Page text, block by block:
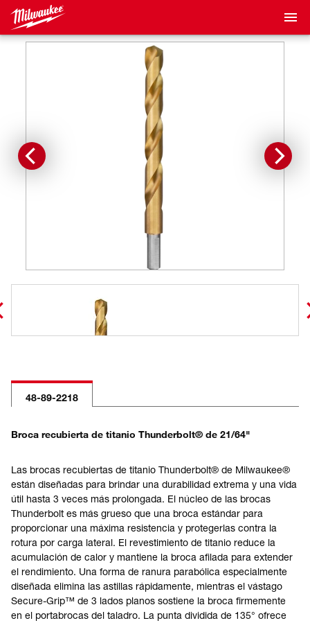
48-89-2218
Broca recubierta de titanio Thunderbolt® de 21/64"
Las brocas recubiertas de titanio Thunderbolt® de Milwaukee®
están diseñadas para brindar una durabilidad extrema y una vida
útil hasta 3 veces más prolongada. El núcleo de las brocas
Thunderbolt es más grueso que una broca estándar para
proporcionar una máxima resistencia y protegerlas contra la
rotura por carga lateral. El revestimiento de titanio reduce la
acumulación de calor y mantiene la broca afilada para extender
el rendimiento. Una forma de ranura parabólica especialmente
diseñada elimina las astillas rápidamente, mientras el vástago
Secure-Grip™ de 3 lados planos sostiene la broca firmemente
en el portabrocas del taladro. La punta dividida de 135° ofrece